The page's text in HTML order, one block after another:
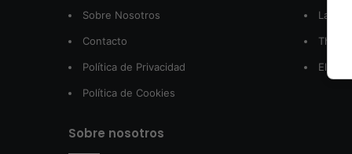
Sobre Nosotros
Contacto
Política de Privacidad
Política de Cookies
Sobre nosotros
The
El